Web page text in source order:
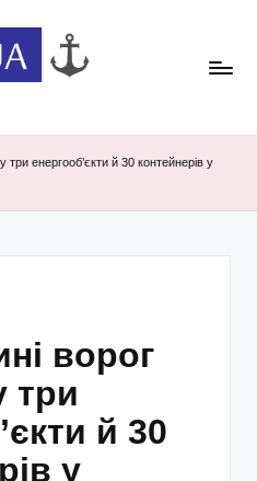
три енергооб’єкти й 30 контейнерів у
ворог
три
й 30
у